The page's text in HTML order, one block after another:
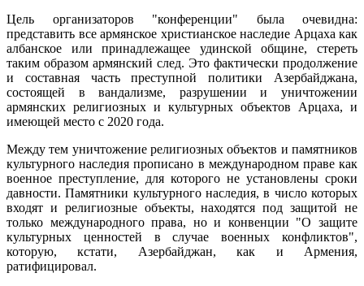
Цель организаторов "конференции" была очевидна:
представить все армянское христианское наследие Арцаха как
албанское или принадлежащее удинской общине, стереть
таким образом армянский след. Это фактически продолжение
и составная часть преступной политики Азербайджана,
состоящей в вандализме, разрушении и уничтожении
армянских религиозных и культурных объектов Арцаха, и
имеющей место с 2020 года.
Между тем уничтожение религиозных объектов и памятников
культурного наследия прописано в международном праве как
военное преступление, для которого не установлены сроки
давности. Памятники культурного наследия, в число которых
входят и религиозные объекты, находятся под защитой не
только международного права, но и конвенции "О защите
культурных ценностей в случае военных конфликтов",
которую, кстати, Азербайджан, как и Армения,
ратифицировал.